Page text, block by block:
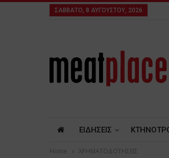
ΣΆΒΒΑΤΟ, 8 ΑΥΓΟΎΣΤΟΥ, 2026
ΕΙΔΗΣΕΙΣ
Home ΧΡΗΜΑΤΟΔΟΤΗΣΕΙΣ